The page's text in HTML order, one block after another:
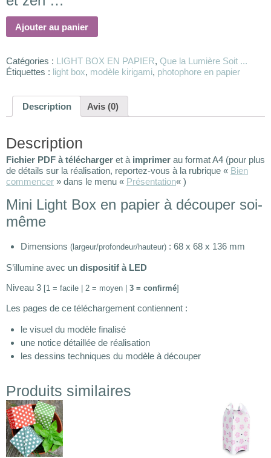
Ajouter au panier
Catégories : LIGHT BOX EN PAPIER, Que la Lumière Soit ...
Étiquettes : light box, modèle kirigami, photophore en papier
Description Avis (0)
Description
Fichier PDF à télécharger et à imprimer au format A4 (pour plus
de détails sur la réalisation, reportez-vous à la rubrique « Bien
commencer » dans le menu « Présentation« )
Mini Light Box en papier à découper soi-
même
Dimensions(largeur/profondeur/hauteur) : 68 x 68 x 136 mm
S’illumine avec un dispositif à LED
Niveau 3 [1 = facile | 2 = moyen | 3 = confirmé]
Les pages de ce téléchargement contiennent :
le visuel du modèle finalisé
une notice détaillée de réalisation
les dessins techniques du modèle à découper
Produits similaires